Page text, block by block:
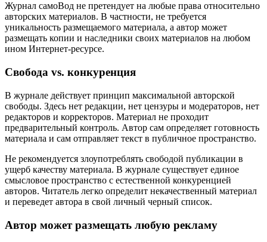
Журнал самоВод не претендует на любые права относительно
авторских материалов. В частности, не требуется
уникальность размещаемого материала, а автор может
размещать копии и наследники своих материалов на любом
ином Интернет-ресурсе.
Свобода vs. конкуренция
В журнале действует принцип максимальной авторской
свободы. Здесь нет редакции, нет цензуры и модераторов, нет
редакторов и корректоров. Материал не проходит
предварительный контроль. Автор сам определяет готовность
материала и сам отправляет текст в публичное пространство.
Не рекомендуется злоупотреблять свободой публикации в
ущерб качеству материала. В журнале существует единое
смысловое пространство с естественной конкуренцией
авторов. Читатель легко определит некачественный материал
и переведет автора в свой личный черный список.
Автор может размещать любую рекламу